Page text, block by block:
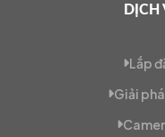
DỊCH
Lắp
Giải